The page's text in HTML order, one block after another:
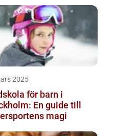
2025
för barn i
En guide till
magi